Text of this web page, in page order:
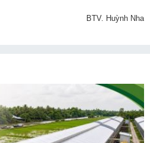
BTV. Huỳnh Nha